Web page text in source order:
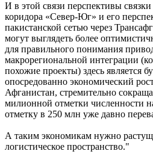
И в этой связи перспективы
коридора «Север-Юг» и его
пакистанской сетью через
могут выглядеть более
для правильного понимания
макрорегиональной интеграции
похожие проекты) здесь является
опосредованно экономический
Афганистан, стремительно
милионной отметки численности
отметку в 250 млн уже давно
А таким экономикам нужно
логистическое пространство."